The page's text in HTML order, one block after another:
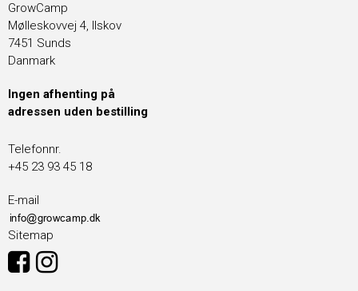
GrowCamp
Mølleskovvej 4, Ilskov
7451 Sunds
Danmark
Ingen afhenting på
adressen uden bestilling
Telefonnr.
+45 23 93 45 18
E-mail
Sitemap